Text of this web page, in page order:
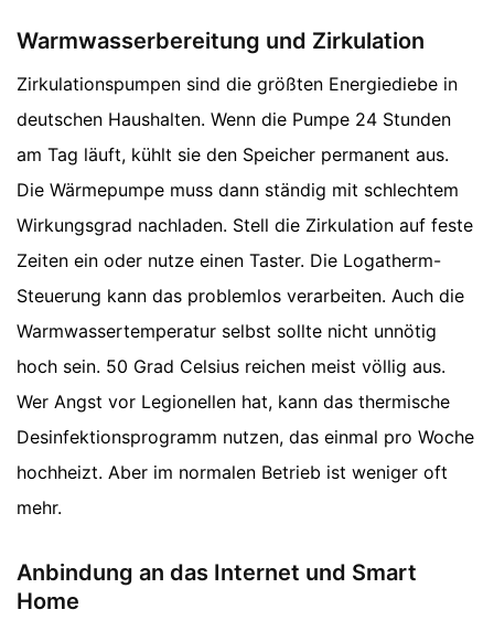
Warmwasserbereitung und Zirkulation
Zirkulationspumpen sind die größten Energiediebe in
deutschen Haushalten. Wenn die Pumpe 24 Stunden
am Tag läuft, kühlt sie den Speicher permanent aus.
Die Wärmepumpe muss dann ständig mit schlechtem
Wirkungsgrad nachladen. Stell die Zirkulation auf feste
Zeiten ein oder nutze einen Taster. Die Logatherm-
Steuerung kann das problemlos verarbeiten. Auch die
Warmwassertemperatur selbst sollte nicht unnötig
hoch sein. 50 Grad Celsius reichen meist völlig aus.
Wer Angst vor Legionellen hat, kann das thermische
Desinfektionsprogramm nutzen, das einmal pro Woche
hochheizt. Aber im normalen Betrieb ist weniger oft
mehr.
Anbindung an das Internet und Smart
Home